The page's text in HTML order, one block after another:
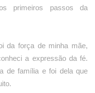
primeiros passos da
da força de minha mãe,
a expressão da fé.
de família e foi dela que